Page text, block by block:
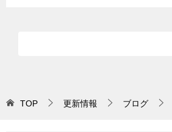
TOP 更新情報 ブログ